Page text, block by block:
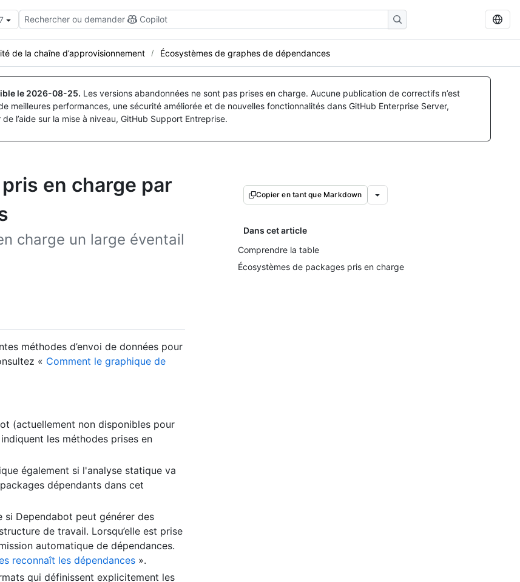
Rechercher ou demander Copilot
de la chaîne d’approvisionnement Écosystèmes de graphes de dépendances
le 2026-08-25. Les versions abandonnées ne sont pas prises en charge. Aucune publication de correctifs n’est
meilleures performances, une sécurité améliorée et de nouvelles fonctionnalités dans GitHub Enterprise Server,
l’aide sur la mise à niveau, GitHub Support Entreprise.
en charge par
charge un large éventail
Copier en tant que Markdown
Dans cet article
Comprendre la table
Écosystèmes de packages pris en charge
méthodes d’envoi de données pour
« Comment le graphique de
(actuellement non disponibles pour
les méthodes prises en
également si l'analyse statique va
dépendants dans cet
si Dependabot peut générer des
de travail. Lorsqu’elle est prise
automatique de dépendances.
reconnaît les dépendances ».
qui définissent explicitement les